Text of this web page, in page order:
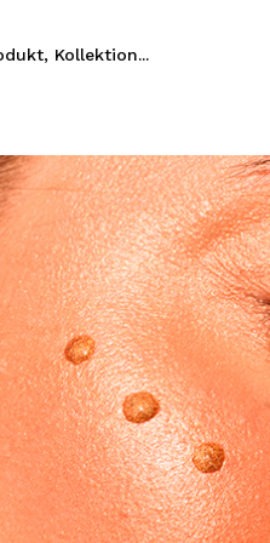
Ich habe hier kein
ICH
Durch die Erstellung
Einkäufe schnell
ALEMAN ESPAÑOL
Antonia
Muy bien
Ines
colori